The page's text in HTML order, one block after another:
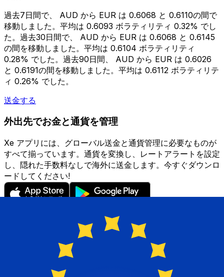
過去7日間で、 AUD から EUR は 0.6068 と 0.6110の間で
移動しました。平均は 0.6093 ボラティリティ 0.32% でし
た。過去30日間で、 AUD から EUR は 0.6068 と 0.6145
の間を移動しました。平均は 0.6104 ボラティリティ
0.28% でした。過去90日間、 AUD から EUR は 0.6026
と 0.6191の間を移動しました。平均は 0.6112 ボラティリテ
ィ 0.26% でした。
送金する
外出先でお金と通貨を管理
Xe アプリには、グローバル送金と通貨管理に必要なものが
すべて揃っています。通貨を変換し、レートアラートを設定
し、隠れた手数料なしで海外に送金します。今すぐダウンロ
ードしてください!